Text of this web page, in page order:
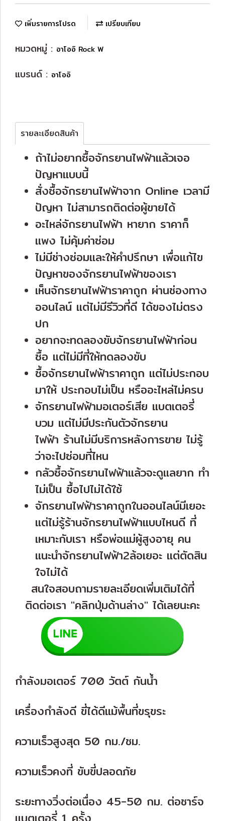
เพิ่มรายการโปรด เปรียบเทียบ
หมวดหมู่ : อาโออิ Rock W
แบรนด์ : อาโออิ
รายละเอียดสินค้า
ถ้าไม่อยากซื้อจักรยานไฟฟ้าแล้วเจอ
ปัญหาแบบนี้
สั่งซื้อจักรยานไฟฟ้าจาก Online เวลามี
ปัญหา ไม่สามารถติดต่อผู้ขายได้
อะไหล่จักรยานไฟฟ้า หายาก ราคาก็
แพง ไม่คุ้มค่าซ่อม
ไม่มีช่างซ่อมและให้คำปรึกษา เพื่อแก้ไข
ปัญหาของจักรยานไฟฟ้าของเรา
เห็นจักรยานไฟฟ้าราคาถูก ผ่านช่องทาง
ออนไลน์ แต่ไม่มีรีวิวที่ดี ได้ของไม่ตรง
ปก
อยากจะทดลองขับจักรยานไฟฟ้าก่อน
ซื้อ แต่ไม่มีที่ให้ทดลองขับ
ซื้อจักรยานไฟฟ้าราคาถูก แต่ไม่ประกอบ
มาให้ ประกอบไม่เป็น หรืออะไหล่ไม่ครบ
จักรยานไฟฟ้ามอเตอร์เสีย แบตเตอรี่
บวม แต่ไม่มีประกันตัวจักรยาน
ไฟฟ้า ร้านไม่มีบริการหลังการขาย ไม่รู้
ว่าจะไปซ่อมที่ไหน
กลัวซื้อจักรยานไฟฟ้าแล้วจะดูแลยาก ทำ
ไม่เป็น ซื้อไปไม่ได้ใช้
จักรยานไฟฟ้าราคาถูกในออนไลน์มีเยอะ
แต่ไม่รู้ร้านจักรยานไฟฟ้าแบบไหนดี ที่
เหมาะกับเรา หรือพ่อแม่ผู้สูงอายุ คน
แนะนำจักรยานไฟฟ้า2ล้อเยอะ แต่ตัดสิน
ใจไม่ได้
สนใจสอบถามรายละเอียดเพิ่มเติมได้ที่
ติดต่อเรา "คลิกปุ่มด้านล่าง" ได้เลยนะคะ
กำลังมอเตอร์ 700 วัตต์ กันน้ำ
เครื่องกำลังดี ขี่ได้ดีแม้พื้นที่ขรุขระ
ความเร็วสูงสุด 50 กม./ชม.
ความเร็วคงที่ ขับขี่ปลอดภัย
ระยะทางวิ่งต่อเนื่อง 45-50 กม. ต่อชาร์จ